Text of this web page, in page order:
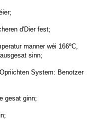
d'Dier fest;
manner wéi 166ºC,
sinn;
System: Benotzer
gesat ginn;